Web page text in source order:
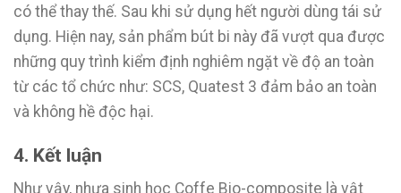
có thể thay thế. Sau khi sử dụng hết người dùng tái sử
dụng. Hiện nay, sản phẩm bút bi này đã vượt qua được
những quy trình kiểm định nghiêm ngặt về độ an toàn
từ các tổ chức như: SCS, Quatest 3 đảm bảo an toàn
và không hề độc hại.
4. Kết luận
Như vậy, nhựa sinh học Coffe Bio-composite là vật